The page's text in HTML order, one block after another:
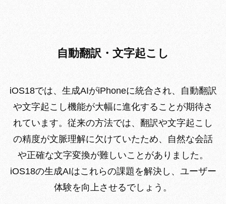
自動翻訳・文字起こし
iOS18では、生成AIがiPhoneに統合され、自動翻訳
や文字起こし機能が大幅に進化することが期待さ
れています。従来の方法では、翻訳や文字起こし
の精度が文脈理解に欠けていたため、自然な会話
や正確な文字変換が難しいことがありました。
iOS18の生成AIはこれらの課題を解決し、ユーザー
体験を向上させるでしょう。